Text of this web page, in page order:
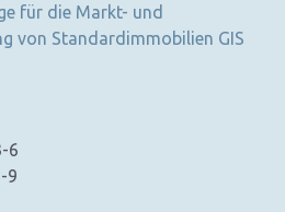
für die Markt- und
von Standardimmobilien GIS
6
9